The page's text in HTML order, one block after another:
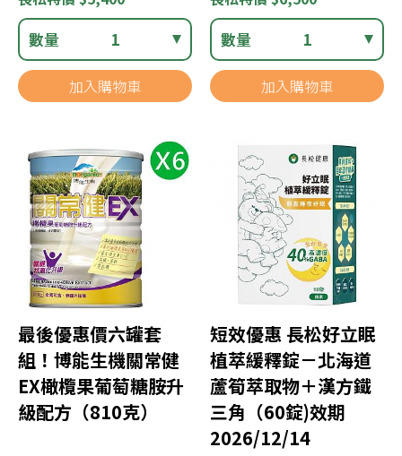
數量 1
加入購物車
數量 1
加入購物車
最後優惠價六罐套
組！博能生機關常健
EX橄欖果葡萄糖胺升
級配方（810克）
短效優惠 長松好立眠
植萃緩釋錠－北海道
蘆筍萃取物＋漢方鐵
三角（60錠)效期
2026/12/14